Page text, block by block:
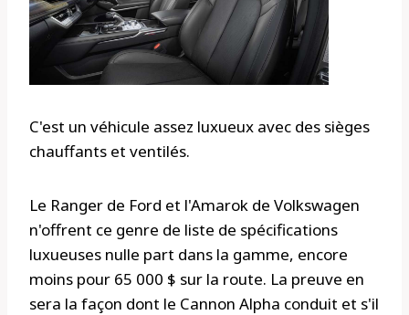
C'est un véhicule assez luxueux avec des sièges
chauffants et ventilés.
Le Ranger de Ford et l'Amarok de Volkswagen
n'offrent ce genre de liste de spécifications
luxueuses nulle part dans la gamme, encore
moins pour 65 000 $ sur la route. La preuve en
sera la façon dont le Cannon Alpha conduit et s'il